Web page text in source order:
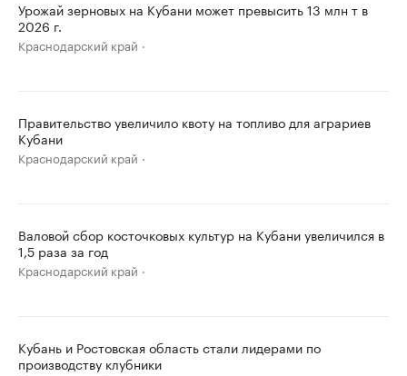
Урожай зерновых на Кубани может превысить 13 млн т в
2026 г.
Краснодарский край
Правительство увеличило квоту на топливо для аграриев
Кубани
Краснодарский край
Валовой сбор косточковых культур на Кубани увеличился в
1,5 раза за год
Краснодарский край
Кубань и Ростовская область стали лидерами по
производству клубники